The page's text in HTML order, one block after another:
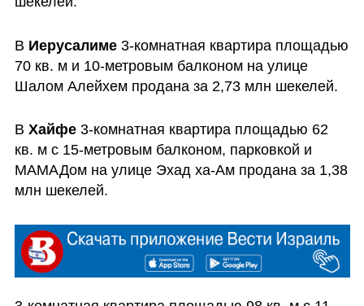
В Иерусалиме 3-комнатная квартира площадью
70 кв. м и 10-метровым балконом на улице
Шалом Алейхем продана за 2,73 млн шекелей.
В Хайфе 3-комнатная квартира площадью 62
кв. м с 15-метровым балконом, парковкой и
МАМАДом на улице Эхад ха-Ам продана за 1,38
млн шекелей.